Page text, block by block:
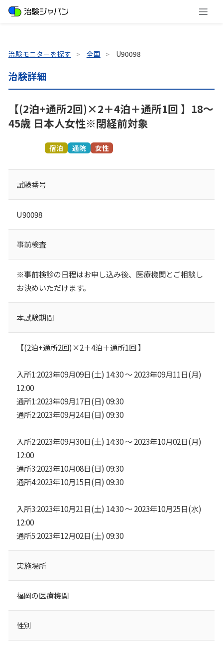
治験モニターを探す 全国 U90098
治験詳細
【(2泊+通所2回)×2＋4泊＋通所1回 】18～
45歳 日本人女性※閉経前対象
宿泊 通院 女性
試験番号
U90098
事前検査
※事前検診の日程はお申し込み後、医療機関とご相談し
お決めいただけます。
本試験期間
【(2泊+通所2回)×2＋4泊＋通所1回 】
入所1:2023年09月09日(土) 14:30 ～ 2023年09月11日(月)
12:00
通所1:2023年09月17日(日) 09:30
通所2:2023年09月24日(日) 09:30
入所2:2023年09月30日(土) 14:30 ～ 2023年10月02日(月)
12:00
通所3:2023年10月08日(日) 09:30
通所4:2023年10月15日(日) 09:30
入所3:2023年10月21日(土) 14:30 ～ 2023年10月25日(水)
12:00
通所5:2023年12月02日(土) 09:30
実施場所
福岡の医療機関
性別